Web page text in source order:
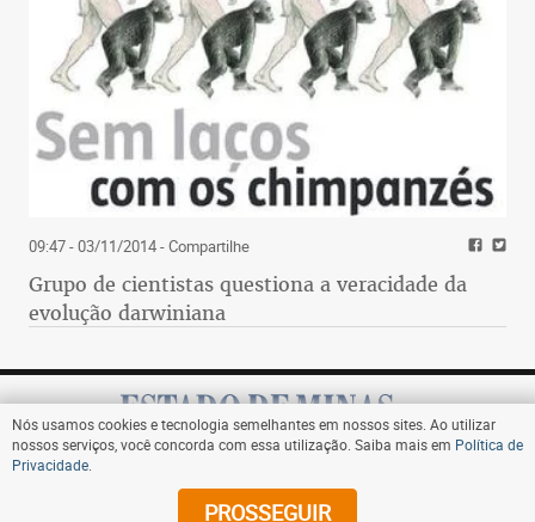
09:47 - 03/11/2014- Compartilhe
Grupo de cientistas questiona a veracidade da
evolução darwiniana
Assine
Nós usamos cookies e tecnologia semelhantes em nossos sites. Ao utilizar
nossos serviços, você concorda com essa utilização. Saiba mais em Política de
Privacidade
PROSSEGUIR